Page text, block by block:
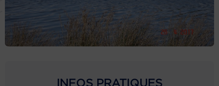
INFOS PRATIQUES